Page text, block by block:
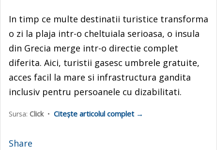
In timp ce multe destinatii turistice transforma
o zi la plaja intr-o cheltuiala serioasa, o insula
din Grecia merge intr-o directie complet
diferita. Aici, turistii gasesc umbrele gratuite,
acces facil la mare si infrastructura gandita
inclusiv pentru persoanele cu dizabilitati.
Sursa: Click• Citește articolul complet →
Share